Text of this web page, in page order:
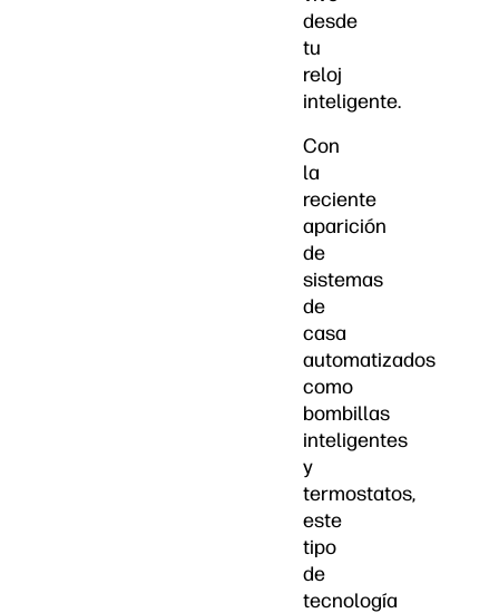
desde
tu
reloj
inteligente.
Con
la
reciente
aparición
de
sistemas
de
casa
automatizados
como
bombillas
inteligentes
y
termostatos,
este
tipo
de
tecnología